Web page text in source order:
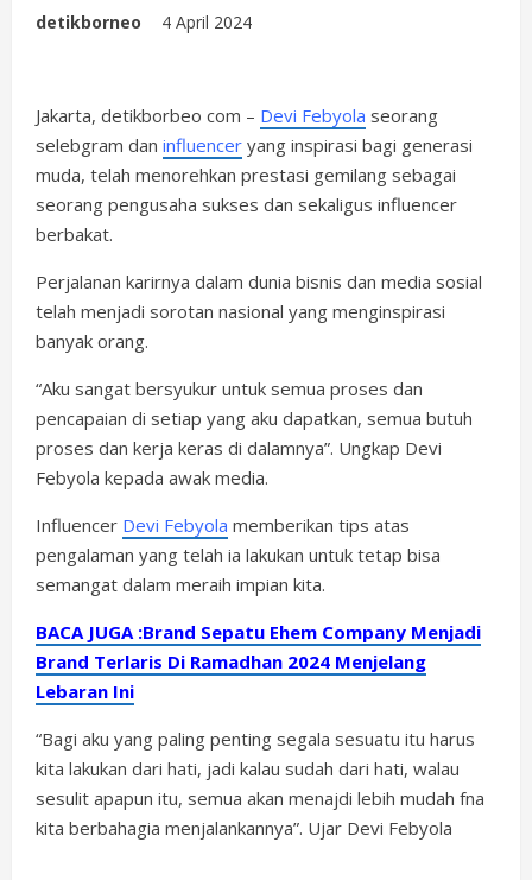
detikborneo 4 April 2024
Jakarta, detikborbeo com – Devi Febyola seorang
selebgram dan influencer yang inspirasi bagi generasi
muda, telah menorehkan prestasi gemilang sebagai
seorang pengusaha sukses dan sekaligus influencer
berbakat.
Perjalanan karirnya dalam dunia bisnis dan media sosial
telah menjadi sorotan nasional yang menginspirasi
banyak orang.
“Aku sangat bersyukur untuk semua proses dan
pencapaian di setiap yang aku dapatkan, semua butuh
proses dan kerja keras di dalamnya”. Ungkap Devi
Febyola kepada awak media.
Influencer Devi Febyola memberikan tips atas
pengalaman yang telah ia lakukan untuk tetap bisa
semangat dalam meraih impian kita.
BACA JUGA :Brand Sepatu Ehem Company Menjadi
Brand Terlaris Di Ramadhan 2024 Menjelang
Lebaran Ini
“Bagi aku yang paling penting segala sesuatu itu harus
kita lakukan dari hati, jadi kalau sudah dari hati, walau
sesulit apapun itu, semua akan menajdi lebih mudah fna
kita berbahagia menjalankannya”. Ujar Devi Febyola